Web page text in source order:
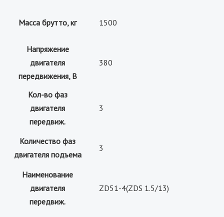
Масса брутто, кг 1500
Напряжение
двигателя
передвижения, В
380
Кол-во фаз
двигателя
передвиж.
3
Количество фаз
двигателя подъема
3
Наименование
двигателя
передвиж.
ZD51-4(ZDS 1.5/13)